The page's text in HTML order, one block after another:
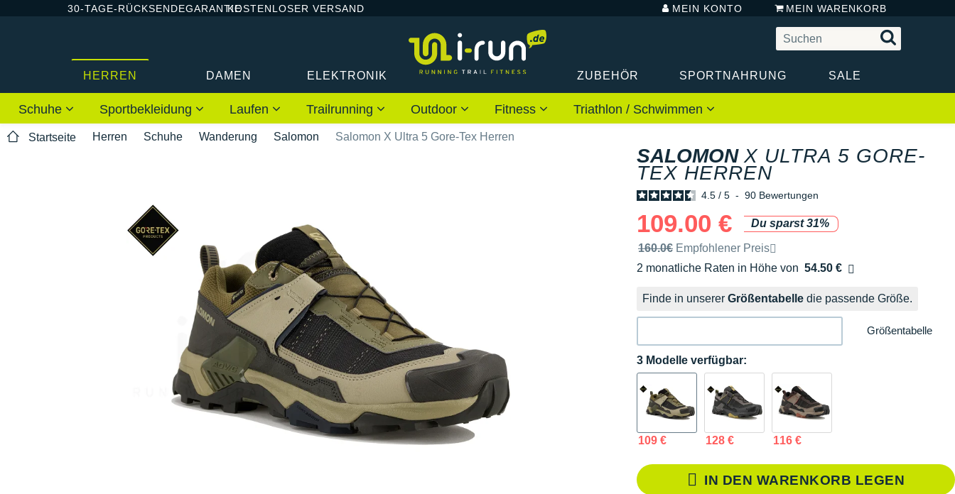
30-TAGE-RÜCKSENDEGARANTIEKOSTENLOSER VERSAND MEIN KONTO MEIN WARENKORB
HERREN DAMEN ELEKTRONIK ZUBEHÖR SPORTNAHRUNG SALE
Schuhe Sportbekleidung Laufen Trailrunning Outdoor Fitness Triathlon / Schwimmen
Startseite Herren Schuhe Wanderung Salomon Salomon X Ultra 5 Gore-Tex Herren
SALOMON X ULTRA 5 GORE-
TEX HERREN
4.5 / 5 - 90 Bewertungen
109.00 €
Du sparst 31%
Unverbindliche Preisempfehlung der Marke
160.0€ Empfohlener Preis
2 monatliche Raten in Höhe von 54.50 €
Ohne Zusatzkosten
Finde in unserer Größentabelle die passende Größe.
Größentabelle
3 Modelle verfügbar:
109 € 128 € 116 €
IN DEN WARENKORB LEGEN